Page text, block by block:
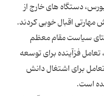
دستگاه های خارج از
سیاست مقام معظم
فزآینده برای توسعه
برای اشتغال دانش